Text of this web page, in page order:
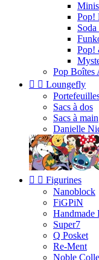
Minis
Pop!
Pop!
Pop Boîtes
  Loungefly
Sacs à dos
Sacs à main
Danielle
  Figurines
Nanoblock
FiGPiN
Handmade
Super7
Q Posket
Re-Ment
Noble